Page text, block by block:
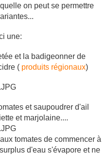
on peut se permettre
une:
et la badigeonner de
( produits régionaux)
et saupoudrer d'ail
et marjolaine....
tomates de commencer à
d'eau s'évapore et ne